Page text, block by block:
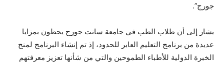
جورج”.
يشار إلى أن طلاب الطب في جامعة سانت جورج يحظون بمزايا
عديدة من برنامج التعليم العابر للحدود، إذ تم إنشاء البرنامج لمنح
الخبرة الدولية للأطباء الطموحين والتي من شأنها تعزيز معرفتهم